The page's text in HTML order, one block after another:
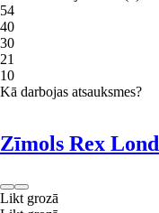
54
40
30
21
10
Kā darbojas atsauksmes?
Zīmols Rex
Likt grozā